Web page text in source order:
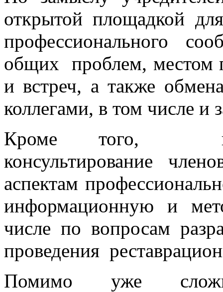
открытой площадкой
профессионального
общих проблем, местом
и встреч, а также
коллегами, в том числе и
Кроме того,
консультирование
аспектам
информационную и
числе по вопросам
проведения
Помимо уже